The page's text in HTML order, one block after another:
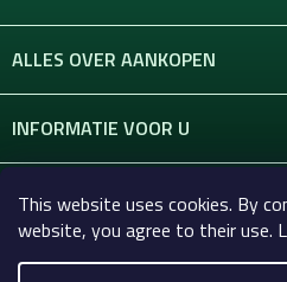
This website uses cookies. By
website, you agree to their use.
ALLES OVER AANKOPEN
INFORMATIE VOOR U
CONTACT